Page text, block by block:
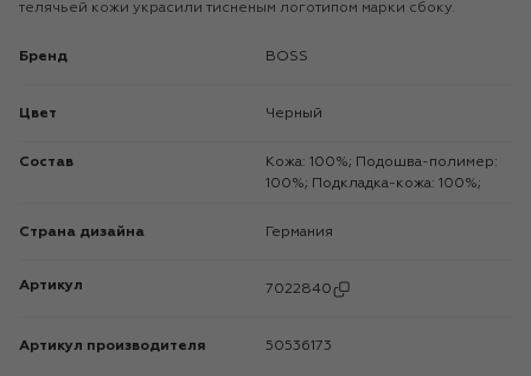
телячьей кожи украсили тисненым логотипом марки сбоку.
Бренд BOSS
Цвет Черный
Состав
Кожа: 100%; Подошва-полимер:
100%; Подкладка-кожа: 100%;
Страна дизайна Германия
Артикул 7022840
Артикул производителя 50536173